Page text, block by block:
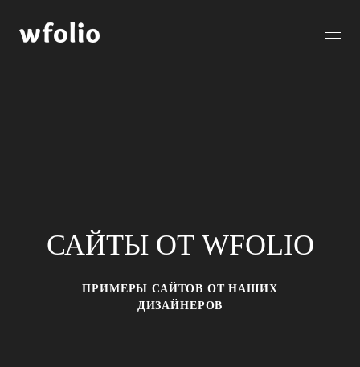
САЙТЫ ОТ WFOLIO
ПРИМЕРЫ САЙТОВ ОТ НАШИХ
ДИЗАЙНЕРОВ